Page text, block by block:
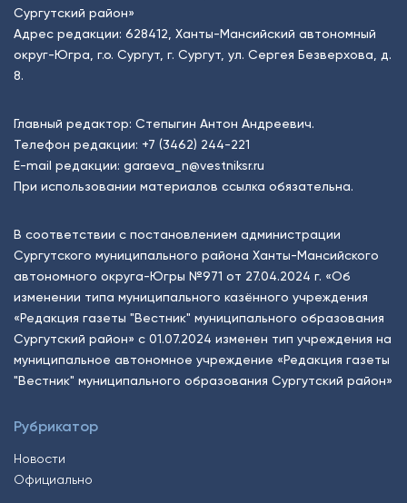
Сургутский район»
Адрес редакции: 628412, Ханты-Мансийский автономный
округ-Югра, г.о. Сургут, г. Сургут, ул. Сергея Безверхова, д.
8.
Главный редактор: Степыгин Антон Андреевич.
Телефон редакции: +7 (3462) 244-221
E-mail редакции: garaeva_n@vestniksr.ru
При использовании материалов ссылка обязательна.
В соответствии с постановлением администрации
Сургутского муниципального района Ханты-Мансийского
автономного округа-Югры №971 от 27.04.2024 г. «Об
изменении типа муниципального казённого учреждения
«Редакция газеты "Вестник" муниципального образования
Сургутский район» с 01.07.2024 изменен тип учреждения на
муниципальное автономное учреждение «Редакция газеты
"Вестник" муниципального образования Сургутский район»
Рубрикатор
Новости
Официально